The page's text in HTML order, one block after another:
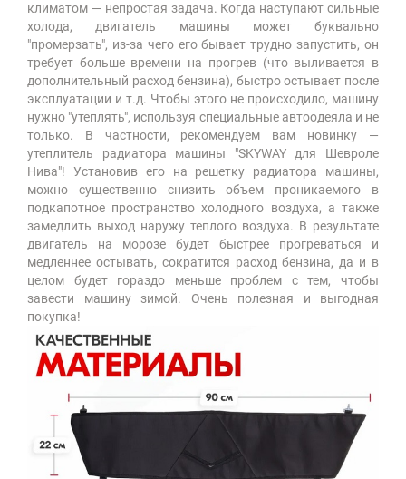
климатом — непростая задача. Когда наступают сильные
холода, двигатель машины может буквально
"промерзать", из-за чего его бывает трудно запустить, он
требует больше времени на прогрев (что выливается в
дополнительный расход бензина), быстро остывает после
эксплуатации и т.д. Чтобы этого не происходило, машину
нужно "утеплять", используя специальные автоодеяла и не
только. В частности, рекомендуем вам новинку —
утеплитель радиатора машины "SKYWAY для Шевроле
Нива"! Установив его на решетку радиатора машины,
можно существенно снизить объем проникаемого в
подкапотное пространство холодного воздуха, а также
замедлить выход наружу теплого воздуха. В результате
двигатель на морозе будет быстрее прогреваться и
медленнее остывать, сократится расход бензина, да и в
целом будет гораздо меньше проблем с тем, чтобы
завести машину зимой. Очень полезная и выгодная
покупка!